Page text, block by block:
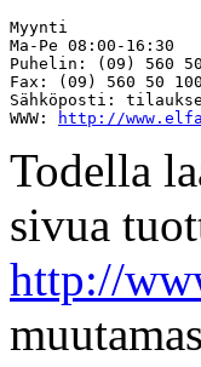
Myynti
Ma-Pe 08:00-16:30
Puhelin: (09) 560
Fax: (09) 560 50 100
Sähköposti:
WWW:
http://
Todella
sivua
http://